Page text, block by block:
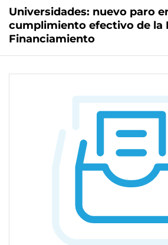
Universidades: nuevo paro
cumplimiento efectivo de la
Financiamiento